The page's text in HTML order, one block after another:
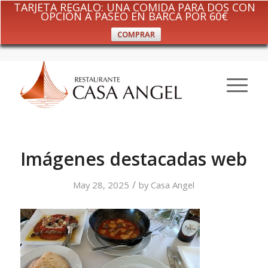
TARJETA REGALO: UNA COMIDA PARA DOS CON
OPCIÓN A PASEO EN BARCA POR 60€
COMPRAR
Imágenes destacadas web
May 28, 2025 / by Casa Angel